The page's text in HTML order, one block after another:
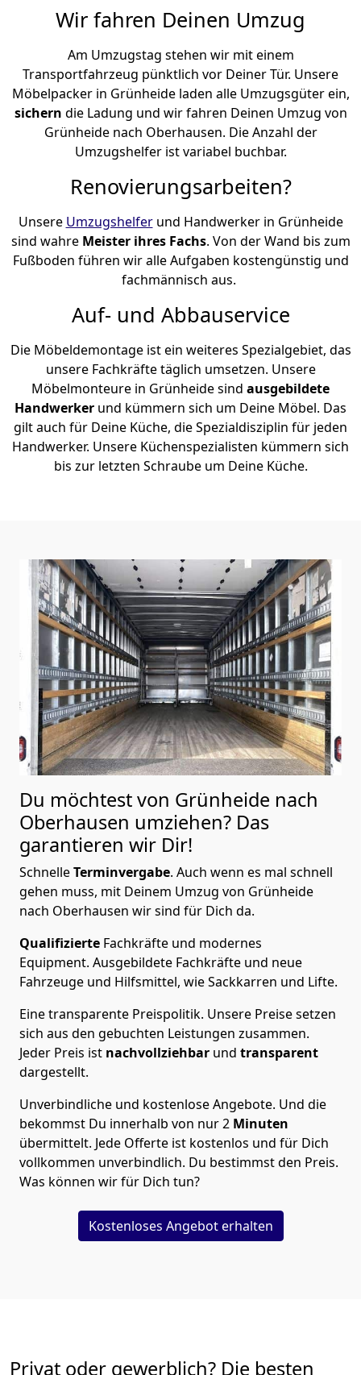
Wir fahren Deinen Umzug
Am Umzugstag stehen wir mit einem
Transportfahrzeug pünktlich vor Deiner Tür. Unsere
Möbelpacker in Grünheide laden alle Umzugsgüter ein,
sichern die Ladung und wir fahren Deinen Umzug von
Grünheide nach Oberhausen. Die Anzahl der
Umzugshelfer ist variabel buchbar.
Renovierungsarbeiten?
Unsere Umzugshelferund Handwerker in Grünheide
sind wahre Meister ihres Fachs. Von der Wand bis zum
Fußboden führen wir alle Aufgaben kostengünstig und
fachmännisch aus.
Auf- und Abbauservice
Die Möbeldemontage ist ein weiteres Spezialgebiet, das
unsere Fachkräfte täglich umsetzen. Unsere
Möbelmonteure in Grünheide sind ausgebildete
Handwerker und kümmern sich um Deine Möbel. Das
gilt auch für Deine Küche, die Spezialdisziplin für jeden
Handwerker. Unsere Küchenspezialisten kümmern sich
bis zur letzten Schraube um Deine Küche.
Du möchtest von Grünheide nach
Oberhausen umziehen? Das
garantieren wir Dir!
SchnelleTerminvergabe. Auch wenn es mal schnell
gehen muss, mit Deinem Umzug von Grünheide
nach Oberhausen wir sind für Dich da.
Qualifizierte Fachkräfte und modernes
Equipment. Ausgebildete Fachkräfte und neue
Fahrzeuge und Hilfsmittel, wie Sackkarren und Lifte.
Eine transparente Preispolitik. Unsere Preise setzen
sich aus den gebuchten Leistungen zusammen.
Jeder Preis ist nachvollziehbar und transparent
dargestellt.
Unverbindliche und kostenlose Angebote. Und die
bekommst Du innerhalb von nur2 Minuten
übermittelt. Jede Offerte ist kostenlos und für Dich
vollkommen unverbindlich. Du bestimmst den Preis.
Was können wir für Dich tun?
Kostenloses Angebot erhalten
Privat oder gewerblich? Die besten